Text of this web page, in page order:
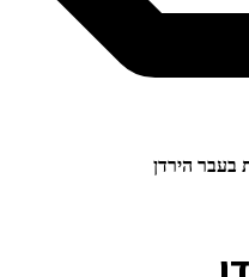
בעבר הירדן